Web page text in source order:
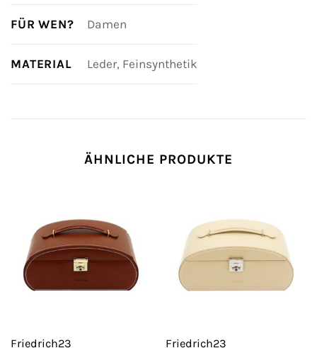
FÜR WEN? Damen
MATERIAL Leder, Feinsynthetik
ÄHNLICHE PRODUKTE
Friedrich23 Friedrich23